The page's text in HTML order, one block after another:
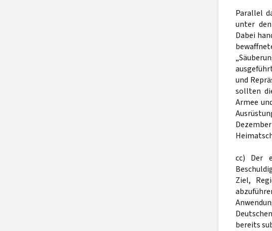
Parallel
unter
Dabei
und
sollten
Armee
cc) Der
Ziel,
bereits